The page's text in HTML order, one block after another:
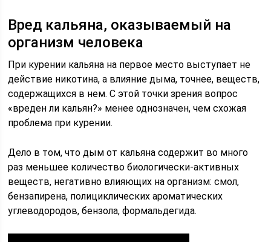
Вред кальяна, оказываемый на
организм человека
При курении кальяна на первое место выступает не
действие никотина, а влияние дыма, точнее, веществ,
содержащихся в нем. С этой точки зрения вопрос
«вреден ли кальян?» менее однозначен, чем схожая
проблема при курении.
Дело в том, что дым от кальяна содержит во много
раз меньшее количество биологически-активных
веществ, негативно влияющих на организм: смол,
бензапирена, полициклических ароматических
углеводородов, бензола, формальдегида.